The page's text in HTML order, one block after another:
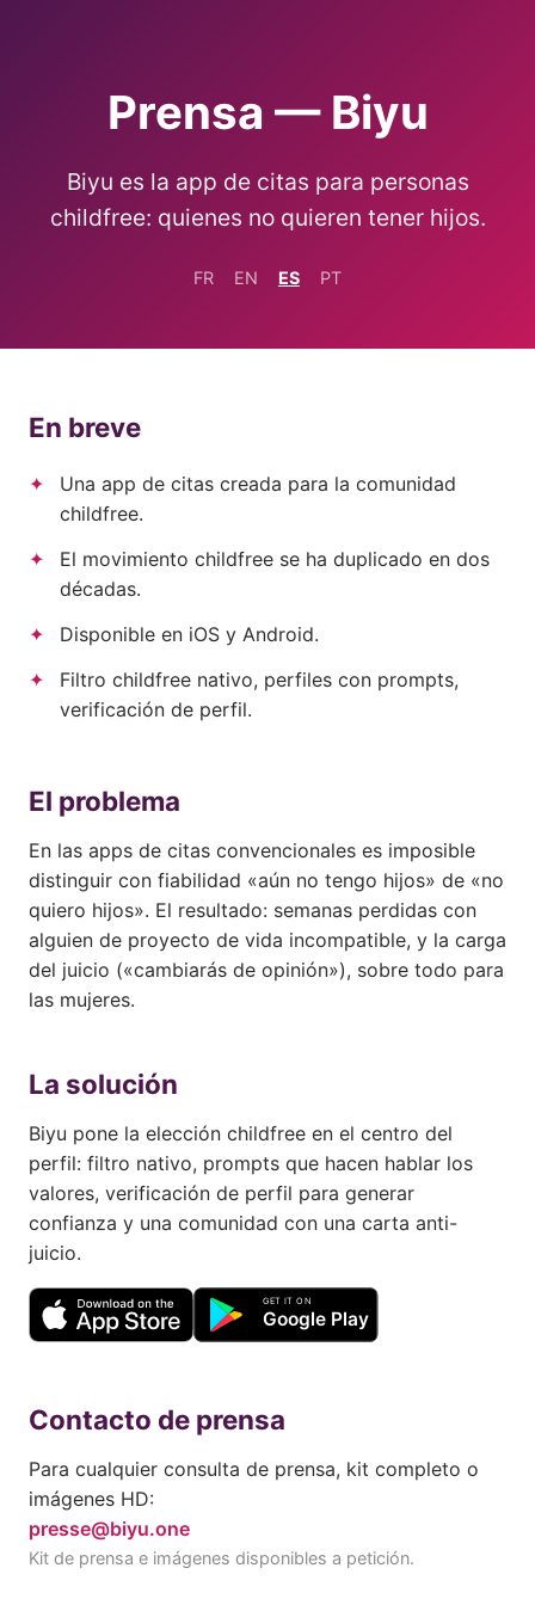
Prensa — Biyu
Biyu es la app de citas para personas
childfree: quienes no quieren tener hijos.
FR EN ES PT
En breve
Una app de citas creada para la comunidad
childfree.
El movimiento childfree se ha duplicado en dos
décadas.
Disponible en iOS y Android.
Filtro childfree nativo, perfiles con prompts,
verificación de perfil.
El problema
En las apps de citas convencionales es imposible
distinguir con fiabilidad «aún no tengo hijos» de «no
quiero hijos». El resultado: semanas perdidas con
alguien de proyecto de vida incompatible, y la carga
del juicio («cambiarás de opinión»), sobre todo para
las mujeres.
La solución
Biyu pone la elección childfree en el centro del
perfil: filtro nativo, prompts que hacen hablar los
valores, verificación de perfil para generar
confianza y una comunidad con una carta anti-
juicio.
Contacto de prensa
Para cualquier consulta de prensa, kit completo o
imágenes HD:
presse@biyu.one
Kit de prensa e imágenes disponibles a petición.